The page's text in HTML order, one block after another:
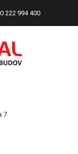
222 994 400
7